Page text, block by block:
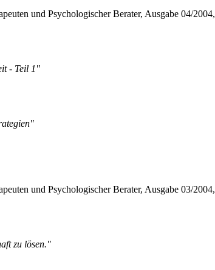
und Psychologischer Berater, Ausgabe 04/2004,
- Teil 1"
und Psychologischer Berater, Ausgabe 03/2004,
zu lösen."